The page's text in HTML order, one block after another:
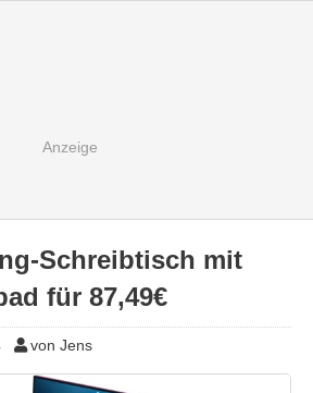
Schreibtisch mit
für 87,49€
von Jens